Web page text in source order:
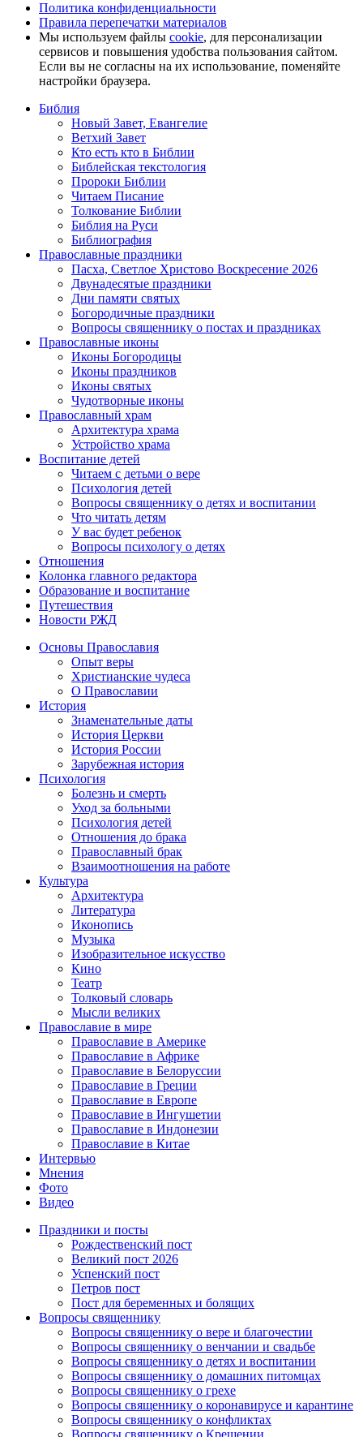
Политика конфиденциальности
Правила перепечатки материалов
Мы используем файлы cookie, для персонализации
сервисов и повышения удобства пользования сайтом.
Если вы не согласны на их использование, поменяйте
настройки браузера.
Библия
Новый Завет, Евангелие
Ветхий Завет
Кто есть кто в Библии
Библейская текстология
Пророки Библии
Читаем Писание
Толкование Библии
Библия на Руси
Библиография
Православные праздники
Пасха, Светлое Христово Воскресение 2026
Двунадесятые праздники
Дни памяти святых
Богородичные праздники
Вопросы священнику о постах и праздниках
Православные иконы
Иконы Богородицы
Иконы праздников
Иконы святых
Чудотворные иконы
Православный храм
Архитектура храма
Устройство храма
Воспитание детей
Читаем с детьми о вере
Психология детей
Вопросы священнику о детях и воспитании
Что читать детям
У вас будет ребенок
Вопросы психологу о детях
Отношения
Колонка главного редактора
Образование и воспитание
Путешествия
Новости РЖД
Основы Православия
Опыт веры
Христианские чудеса
О Православии
История
Знаменательные даты
История Церкви
История России
Зарубежная история
Психология
Болезнь и смерть
Уход за больными
Психология детей
Отношения до брака
Православный брак
Взаимоотношения на работе
Культура
Архитектура
Литература
Иконопись
Музыка
Изобразительное искусство
Кино
Театр
Толковый словарь
Мысли великих
Православие в мире
Православие в Америке
Православие в Африке
Православие в Белоруссии
Православие в Греции
Православие в Европе
Православие в Ингушетии
Православие в Индонезии
Православие в Китае
Интервью
Мнения
Фото
Видео
Праздники и посты
Рождественский пост
Великий пост 2026
Успенский пост
Петров пост
Пост для беременных и болящих
Вопросы священнику
Вопросы священнику о вере и благочестии
Вопросы священнику о венчании и свадьбе
Вопросы священнику о детях и воспитании
Вопросы священнику о домашних питомцах
Вопросы священнику о грехе
Вопросы священнику о коронавирусе и карантине
Вопросы священнику о конфликтах